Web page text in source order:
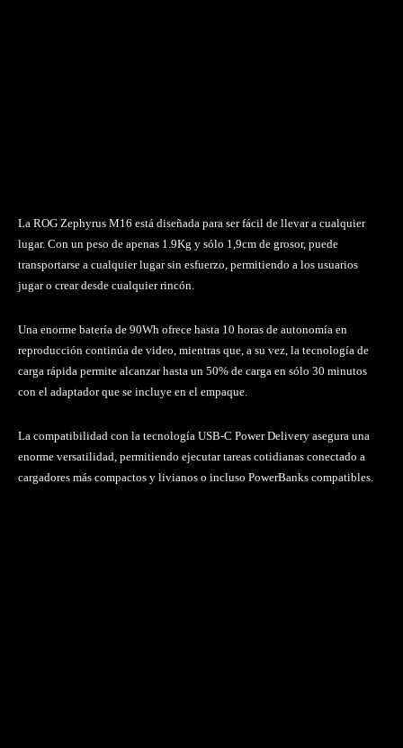
La ROG Zephyrus M16 está diseñada para ser fácil de llevar a cualquier
lugar. Con un peso de apenas 1.9Kg y sólo 1,9cm de grosor, puede
transportarse a cualquier lugar sin esfuerzo, permitiendo a los usuarios
jugar o crear desde cualquier rincón.
Una enorme batería de 90Wh ofrece hasta 10 horas de autonomía en
reproducción continúa de video, mientras que, a su vez, la tecnología de
carga rápida permite alcanzar hasta un 50% de carga en sólo 30 minutos
con el adaptador que se incluye en el empaque.
La compatibilidad con la tecnología USB-C Power Delivery asegura una
enorme versatilidad, permitiendo ejecutar tareas cotidianas conectado a
cargadores más compactos y livianos o incluso PowerBanks compatibles.